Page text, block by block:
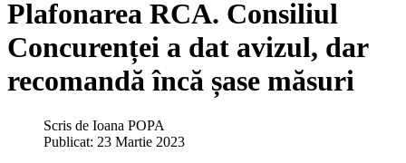
Plafonarea RCA. Consiliul
Concurenței a dat avizul, dar
recomandă încă șase măsuri
Scris de Ioana POPA
Publicat: 23 Martie 2023